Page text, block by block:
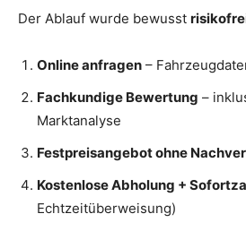
Der Ablauf wurde bewusst
Online anfragen –
Fachkundige Bewertung –
Marktanalyse
Festpreisangebot ohne
Kostenlose Abholung +
Echtzeitüberweisung)